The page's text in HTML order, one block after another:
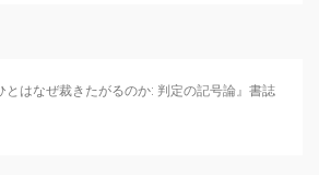
はなぜ裁きたがるのか: 判定の記号論』書誌